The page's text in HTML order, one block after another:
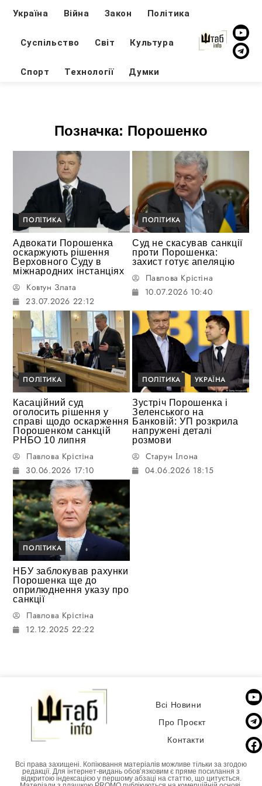
Україна Війна Закон Політика
Суспільство Світ Культура
Спорт Технології Думки
Позначка: Порошенко
ПОЛІТИКА
Адвокати Порошенка
оскаржують рішення
Верховного Суду в
міжнародних інстанціях
Ковтун Злата
23.07.2026 22:12
ПОЛІТИКА
Суд не скасував санкції
проти Порошенка:
захист готує апеляцію
Павлова Крістіна
10.07.2026 10:40
ПОЛІТИКА
Касаційний суд
оголосить рішення у
справі щодо оскарження
Порошенком санкцій
РНБО 10 липня
Павлова Крістіна
30.06.2026 17:10
ПОЛІТИКА УКРАЇНА
Зустріч Порошенка і
Зеленського на
Банковій: УП розкрила
напружені деталі
розмови
Старун Ілона
04.06.2026 18:15
ПОЛІТИКА
НБУ заблокував рахунки
Порошенка ще до
оприлюднення указу про
санкції
Павлова Крістіна
12.12.2025 22:22
Всі Новини
Про Проєкт
Контакти
Всі права захищені. Копіювання матеріалів можливе тільки за згодою
редакції. Для інтернет-видань обовʼязковим є пряме посилання з
відкритою індексацією у першому абзаці на статтю, що цитується.